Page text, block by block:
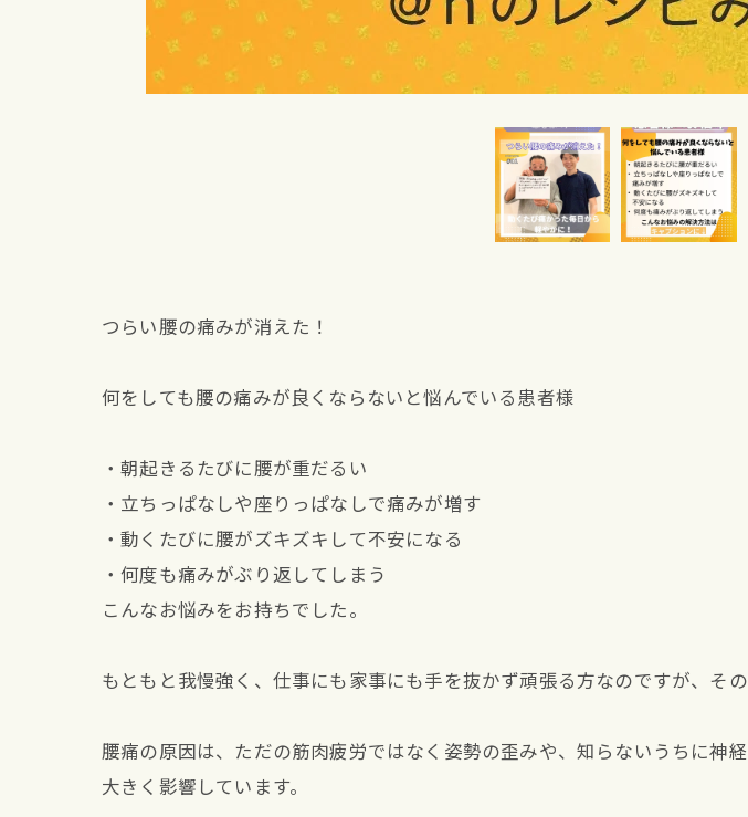
つらい腰の痛みが消えた！
何をしても腰の痛みが良くならないと悩んでいる患者様
・朝起きるたびに腰が重だるい
・立ちっぱなしや座りっぱなしで痛みが増す
・動くたびに腰がズキズキして不安になる
・何度も痛みがぶり返してしまう
こんなお悩みをお持ちでした。
もともと我慢強く、仕事にも家事にも手を抜かず頑張る方なのですが、そ
腰痛の原因は、ただの筋肉疲労ではなく姿勢の歪みや、知らないうちに神
大きく影響しています。